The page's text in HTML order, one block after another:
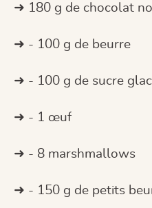
180 g de chocolat
- 100 g de beurre
- 100 g de sucre
- 1 œuf
- 8 marshmallows
- 150 g de petits